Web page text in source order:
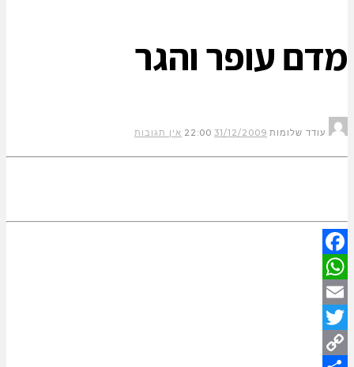
מדם עופר והגר
עודד שלומות 31/12/2009
22:00 אין תגובות
Facebook
WhatsApp
Email
Twitter